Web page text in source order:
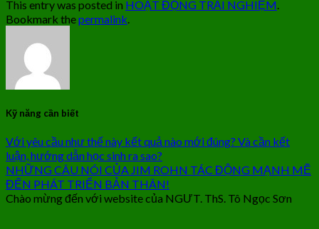
This entry was posted in HOẠT ĐỘNG TRẢI NGHIỆM.
Bookmark thepermalink.
Kỹ năng cần biết
Với yêu cầu như thế này kết quả nào mới đúng? Và cần kết
luận, hướng dẫn học sinh ra sao?
NHỮNG CÂU NÓI CỦA JIM ROHN TÁC ĐỘNG MẠNH MẼ
ĐẾN PHÁT TRIỂN BẢN THÂN!
Chào mừng đến với website của NGƯT. ThS. Tô Ngọc Sơn